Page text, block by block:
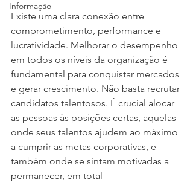
Informação
Existe uma clara conexão entre
comprometimento, performance e
lucratividade. Melhorar o desempenho
em todos os níveis da organização é
fundamental para conquistar mercados
e gerar crescimento. Não basta recrutar
candidatos talentosos. É crucial alocar
as pessoas às posições certas, aquelas
onde seus talentos ajudem ao máximo
a cumprir as metas corporativas, e
também onde se sintam motivadas a
permanecer, em total